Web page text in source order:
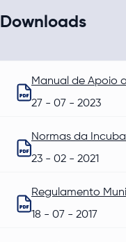
Downloads
Manual de Apoio
Denúncias
27 - 07 - 2023
Abre num novo
Normas da
Concelho de
23 - 02 - 2021
Abre num novo
Regulamento
Apascentamento
18 - 07 - 2017
Abre num novo